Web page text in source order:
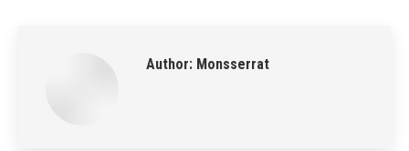
Author: Monsserrat